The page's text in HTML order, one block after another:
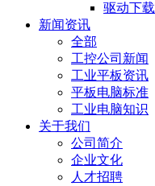
驱动下载
新闻资讯
全部
工控公司新闻
工业平板资讯
平板电脑标准
工业电脑知识
关于我们
公司简介
企业文化
人才招聘